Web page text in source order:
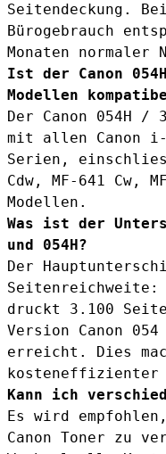
Seitendeckung.
Bürogebrauch
Monaten normaler
Ist der Canon
Modellen
Der Canon 054H /
mit allen Canon i-
Serien,
Cdw, MF-641 Cw,
Modellen.
Was ist der
und 054H?
Der
Seitenreichweite:
druckt 3.100
Version Canon
erreicht. Dies
kosteneffizienter
Kann ich
Es wird
Canon Toner zu